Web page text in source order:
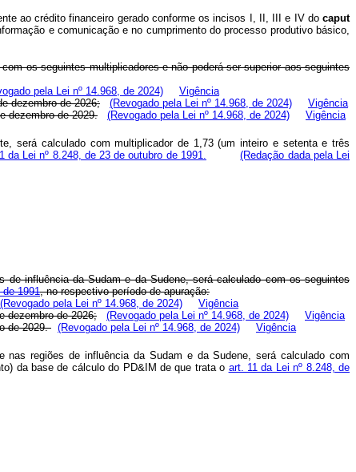
ao crédito financeiro gerado conforme os incisos I, II, III e IV do caput
e comunicação e no cumprimento do processo produtivo básico,
os seguintes multiplicadores e não poderá ser superior aos seguintes
pela Lei nº 14.968, de 2024)
Vigência
dezembro de 2026;
(Revogado pela Lei nº 14.968, de 2024)
Vigência
dezembro de 2029.
(Revogado pela Lei nº 14.968, de 2024) Vigência
será calculado com multiplicador de 1,73 (um inteiro e setenta e três
da Lei nº 8.248, de 23 de outubro de 1991.
(Redação dada pela Lei
influência da Sudam e da Sudene, será calculado com os seguintes
de 1991, no respectivo período de apuração:
(Revogado pela Lei nº 14.968, de 2024)
Vigência
dezembro de 2026;
(Revogado pela Lei nº 14.968, de 2024)
Vigência
de 2029.
(Revogado pela Lei nº 14.968, de 2024) Vigência
regiões de influência da Sudam e da Sudene, será calculado com
da base de cálculo do PD&IM de que trata o art. 11 da Lei nº 8.248, de